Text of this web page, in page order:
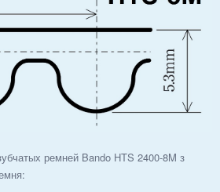
ремней Bando HTS 2400-8M з